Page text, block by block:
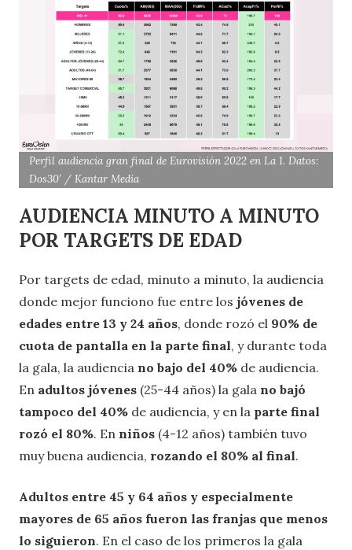
Perfil audiencia gran final de Eurovisión 2022 en La 1. Datos:
Dos30′ / Kantar Media
AUDIENCIA MINUTO A MINUTO
POR TARGETS DE EDAD
Por targets de edad, minuto a minuto, la audiencia
donde mejor funciono fue entre los jóvenes de
edades entre 13 y 24 años, donde rozó el 90% de
cuota de pantalla en la parte final, y durante toda
la gala, la audiencia no bajo del 40% de audiencia.
En adultos jóvenes (25-44 años) la gala no bajó
tampoco del 40% de audiencia, y en la parte final
rozó el 80%. En niños (4-12 años) también tuvo
muy buena audiencia, rozando el 80% al final.
Adultos entre 45 y 64 años y especialmente
mayores de 65 años fueron las franjas que menos
lo siguieron. En el caso de los primeros la gala